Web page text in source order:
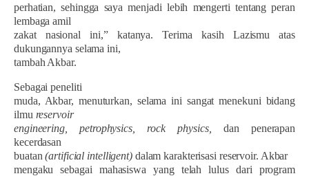
perhatian, sehingga saya menjadi lebih mengerti tentang peran
lembaga amil
zakat nasional ini,” katanya. Terima kasih Lazismu atas
dukungannya selama ini,
tambah Akbar.
Sebagai peneliti
muda, Akbar, menuturkan, selama ini sangat menekuni bidang
ilmu reservoir
engineering, petrophysics, rock physics, dan
penerapan
kecerdasan
buatan (artificial intelligent) dalam karakterisasi reservoir. Akbar
mengaku sebagai mahasiswa yang telah lulus dari program